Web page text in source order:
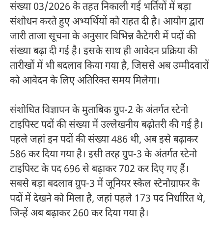
संख्या 03/2026 के तहत निकाली गई भर्तियों में बड़ा
संशोधन करते हुए अभ्यर्थियों को राहत दी है। आयोग द्वारा
जारी ताजा सूचना के अनुसार विभिन्न कैटेगरी में पदों की
संख्या बढ़ा दी गई है। इसके साथ ही आवेदन प्रक्रिया की
तारीखों में भी बदलाव किया गया है, जिससे अब उम्मीदवारों
को आवेदन के लिए अतिरिक्त समय मिलेगा।
संशोधित विज्ञापन के मुताबिक ग्रुप-2 के अंतर्गत स्टेनो
टाइपिस्ट पदों की संख्या में उल्लेखनीय बढ़ोतरी की गई है।
पहले जहां इन पदों की संख्या 486 थी, अब इसे बढ़ाकर
586 कर दिया गया है। इसी तरह ग्रुप-3 के अंतर्गत स्टेनो
टाइपिस्ट के पद 696 से बढ़ाकर 702 कर दिए गए हैं।
सबसे बड़ा बदलाव ग्रुप-3 में जूनियर स्केल स्टेनोग्राफर के
पदों में देखने को मिला है, जहां पहले 173 पद निर्धारित थे,
जिन्हें अब बढ़ाकर 260 कर दिया गया है।